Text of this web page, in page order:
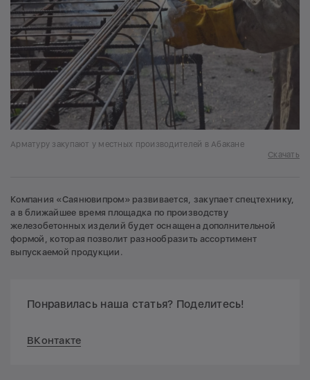
Арматуру закупают у местных производителей в Абакане
Скачать
Компания «Саянювипром» развивается, закупает спецтехнику,
а в ближайшее время площадка по производству
железобетонных изделий будет оснащена дополнительной
формой, которая позволит разнообразить ассортимент
выпускаемой продукции.
Понравилась наша статья? Поделитесь!
ВКонтакте